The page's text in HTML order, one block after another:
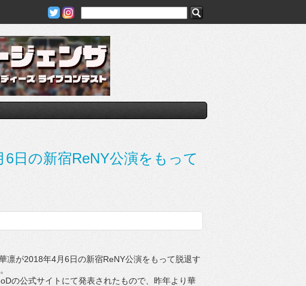
日の新宿ReNY公演をもって
凛が2018年4月6日の新宿ReNY公演をもって脱退す
の公式サイトにて発表されたもので、昨年より華